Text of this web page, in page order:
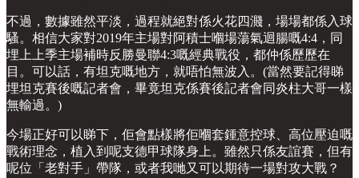
不過，數據雖然平淡，過程就絕對係火花四濺，場場都係入球
騷。相信大家對2019年主場對阿積士嗰場蕩氣迴腸嘅4:4，同
埋上上季主場補時反勝曼聯4:3嘅經典戰役，都仲係歷歷在
目。可以話，有坦克嘅地方，就唔怕無波入。(當然要記得睇
埋坦克賽後嘅記者會，畢竟坦克係賽後記者會同炎柱大哥一樣
無輸過。)
今場正好可以睇下，佢會點樣將佢嗰套鍾意控球、高位壓迫嘅
戰術理念，植入到呢支德甲球隊身上。雖然只係友誼賽，但有
呢位「老對手」帶隊，或者我哋又可以期待一場對攻大戰？